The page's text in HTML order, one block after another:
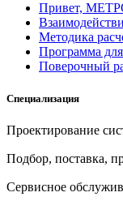
Привет,
Методика
Программа
Поверочный
Специализация
Проектирование
Подбор, поставка,
Сервисное